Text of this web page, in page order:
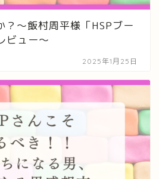
？〜飯村周平様「HSPブー
ビュー〜
2025年1月25日